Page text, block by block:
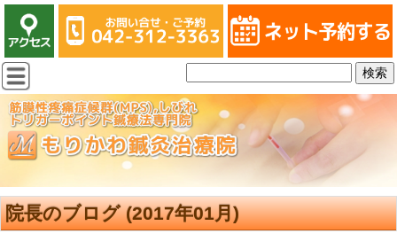
院長のブログ (2017年01月)